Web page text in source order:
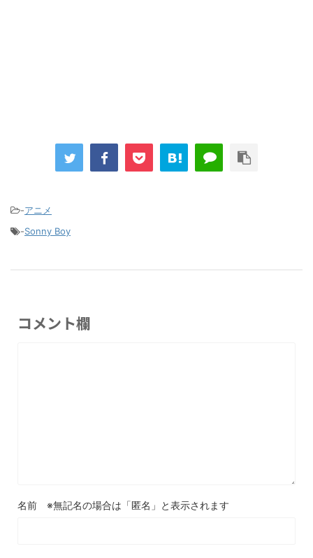
-アニメ
-Sonny Boy
コメント欄
名前